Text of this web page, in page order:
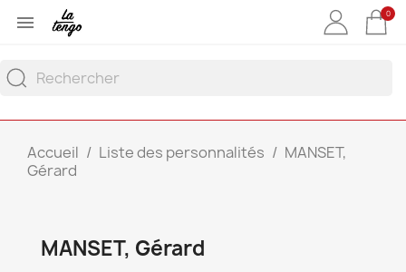
 0
Accueil Liste des personnalités
MANSET,
Gérard
MANSET, Gérard